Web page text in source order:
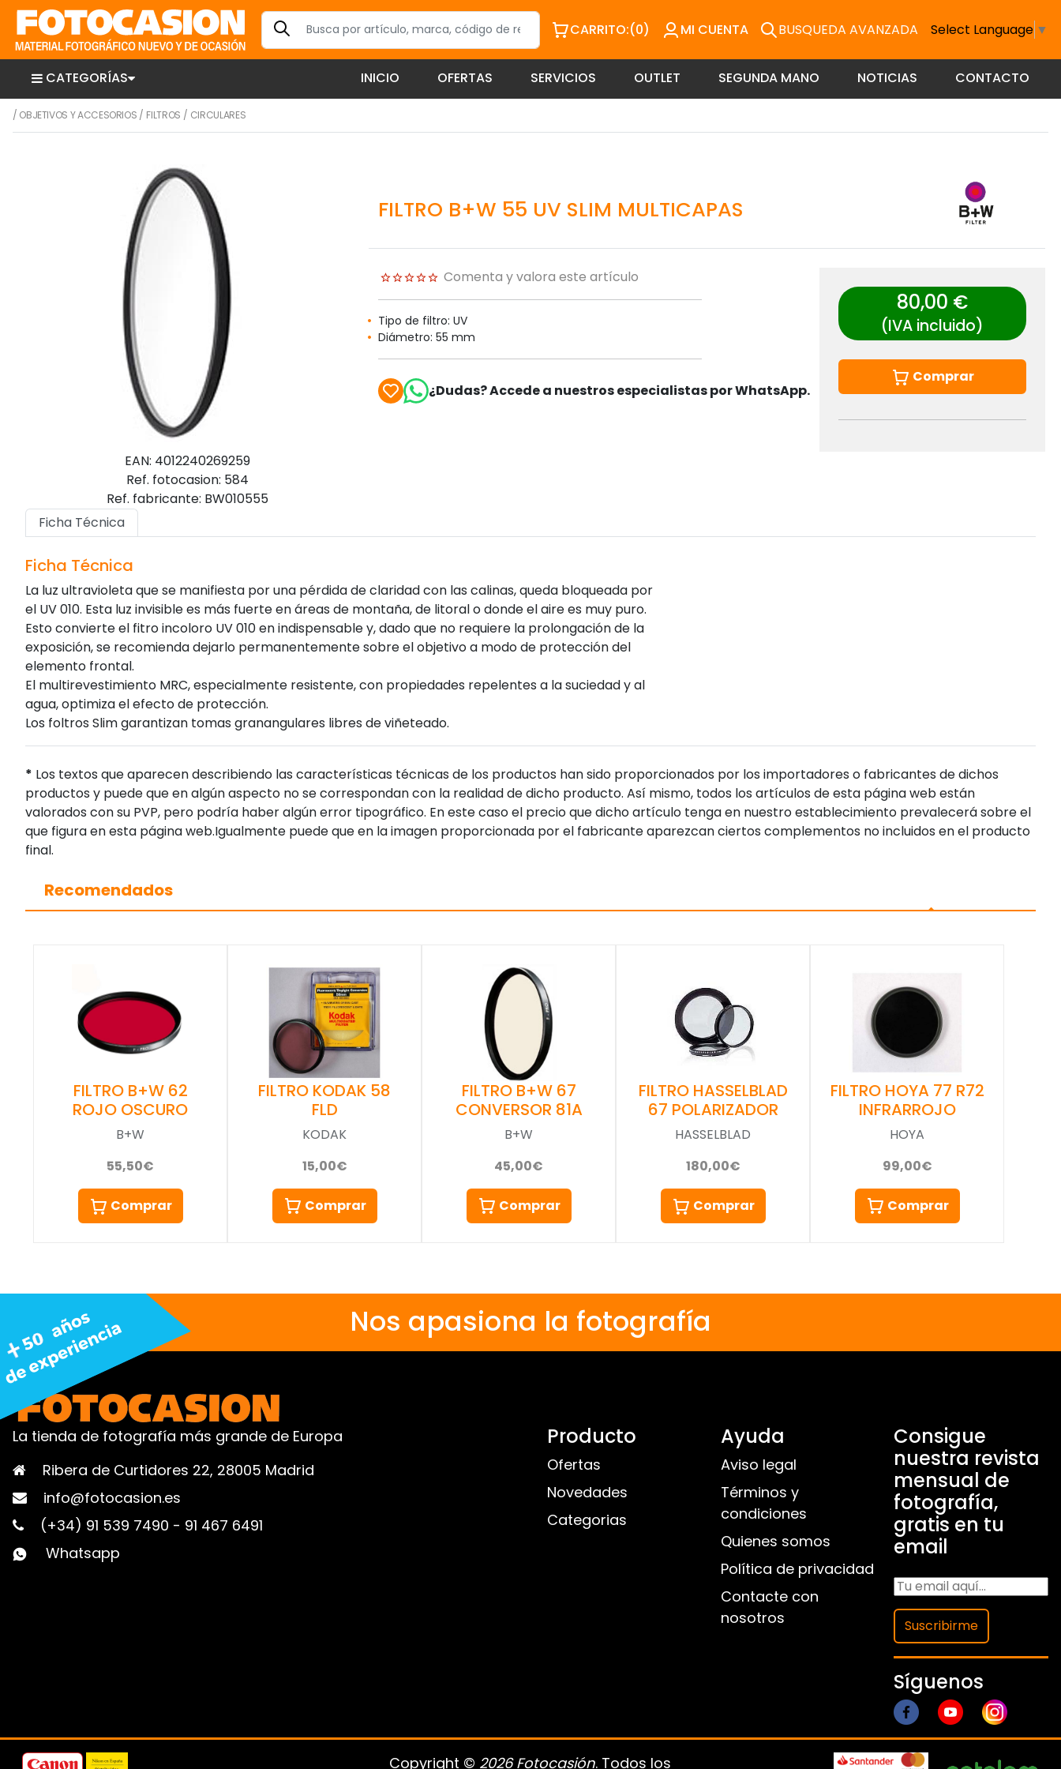
CARRITO:(0) MI CUENTA BUSQUEDA AVANZADA Select Language ▼
CATEGORÍAS INICIO OFERTAS SERVICIOS OUTLET SEGUNDA MANO NOTICIAS CONTACTO
/ OBJETIVOS Y ACCESORIOS / FILTROS / CIRCULARES
EAN: 4012240269259
Ref. fotocasion: 584
Ref. fabricante: BW010555
FILTRO B+W 55 UV SLIM MULTICAPAS
Comenta y valora este artículo
Tipo de filtro: UV
Diámetro: 55 mm
¿Dudas? Accede a nuestros especialistas por WhatsApp.
80,00 €
(IVA incluido)
Comprar
Ficha Técnica
Ficha Técnica
La luz ultravioleta que se manifiesta por una pérdida de claridad con las calinas, queda bloqueada por
el UV 010. Esta luz invisible es más fuerte en áreas de montaña, de litoral o donde el aire es muy puro.
Esto convierte el fitro incoloro UV 010 en indispensable y, dado que no requiere la prolongación de la
exposición, se recomienda dejarlo permanentemente sobre el objetivo a modo de protección del
elemento frontal.
El multirevestimiento MRC, especialmente resistente, con propiedades repelentes a la suciedad y al
agua, optimiza el efecto de protección.
Los foltros Slim garantizan tomas granangulares libres de viñeteado.
* Los textos que aparecen describiendo las características técnicas de los productos han sido proporcionados por los importadores o fabricantes de dichos
productos y puede que en algún aspecto no se correspondan con la realidad de dicho producto. Así mismo, todos los artículos de esta página web están
valorados con su PVP, pero podría haber algún error tipográfico. En este caso el precio que dicho artículo tenga en nuestro establecimiento prevalecerá sobre el
que figura en esta página web.Igualmente puede que en la imagen proporcionada por el fabricante aparezcan ciertos complementos no incluidos en el producto
final.
Recomendados
FILTRO B+W 62
ROJO OSCURO
B+W
55,50€
Comprar
FILTRO KODAK 58
FLD
KODAK
15,00€
Comprar
FILTRO B+W 67
CONVERSOR 81A
B+W
45,00€
Comprar
FILTRO HASSELBLAD
67 POLARIZADOR
HASSELBLAD
180,00€
Comprar
FILTRO HOYA 77 R72
INFRARROJO
HOYA
99,00€
Comprar
Nos apasiona la fotografía
La tienda de fotografía más grande de Europa
Ribera de Curtidores 22, 28005 Madrid
info@fotocasion.es
(+34) 91 539 7490 - 91 467 6491
Whatsapp
Producto
Ofertas
Novedades
Categorias
Ayuda
Aviso legal
Términos y
condiciones
Quienes somos
Política de privacidad
Contacte con
nosotros
Consigue
nuestra revista
mensual de
fotografía,
gratis en tu
email
Suscribirme
Síguenos
Copyright © 2026 Fotocasión. Todos los